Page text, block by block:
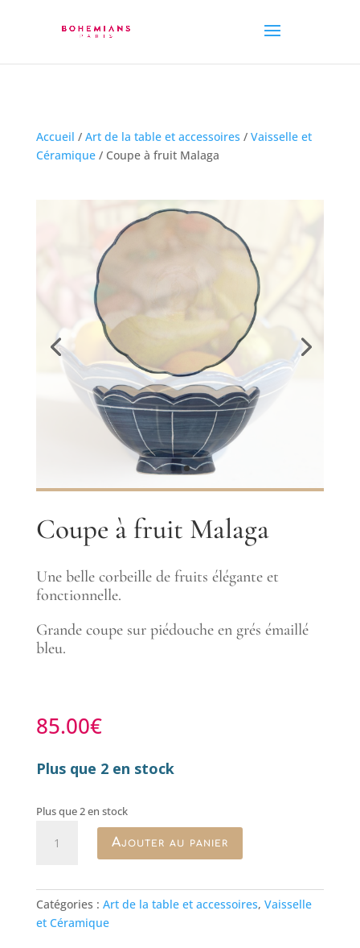
Accueil / Art de la table et accessoires / Vaisselle et
Céramique/ Coupe à fruit Malaga
Coupe à fruit Malaga
Une belle corbeille de fruits élégante et
fonctionnelle.
Grande coupe sur piédouche en grés émaillé
bleu.
85.00€
Plus que 2 en stock
Plus que 2 en stock
fruit
Malaga
Ajouter au panier
Catégories : Art de la table et accessoires, Vaisselle
et Céramique